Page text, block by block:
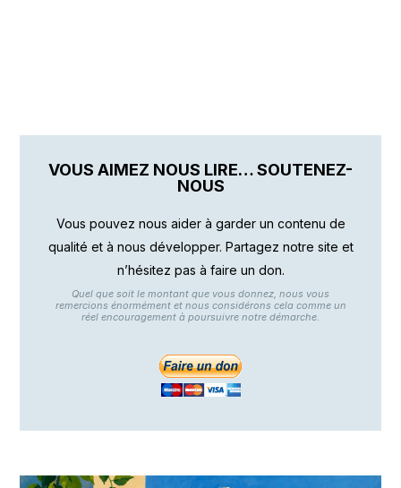
VOUS AIMEZ NOUS LIRE… SOUTENEZ-
NOUS
Vous pouvez nous aider à garder un contenu de
qualité et à nous développer. Partagez notre site et
n’hésitez pas à faire un don.
Quel que soit le montant que vous donnez, nous vous
remercions énormément et nous considérons cela comme un
réel encouragement à poursuivre notre démarche.